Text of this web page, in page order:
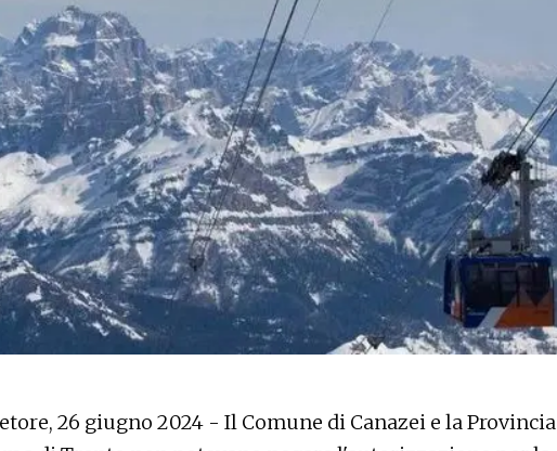
26 giugno 2024 - Il Comune di Canazei e la Provincia